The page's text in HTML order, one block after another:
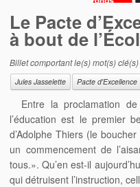
Le Pacte
à bout de
Billet comportant le(s) mot(s) clé(s)
Jules Jasselette
Pacte d'Excellence
Entre la proclamation
l’éducation est le premier
d’Adolphe Thiers (le
un commencement de
tous.». Qu’en est-il
qui détruisent l’instruction,